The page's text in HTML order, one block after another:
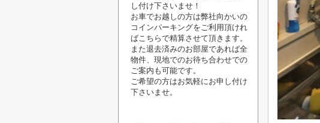
し付け下さいませ！
お車でお越しの方は弊社向かいの
コインパーキングをご利用頂けれ
ばこちらで精算させて頂きます。
また退去済みのお部屋であれば全
物件、現地でのお待ち合わせでの
ご案内も可能です。
ご希望の方はお気軽にお申し付け
下さいませ。